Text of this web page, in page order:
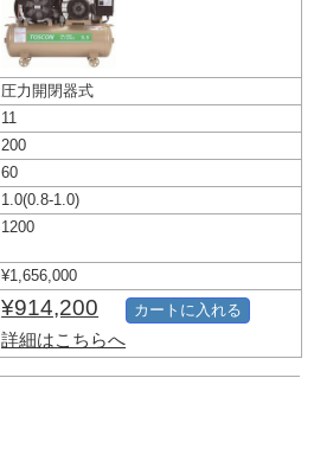
圧力開閉器式
11
200
60
1.0(0.8-1.0)
1200
¥1,656,000
¥914,200
詳細はこちらへ
カートに入れる